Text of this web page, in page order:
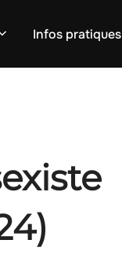
Infos pratiques